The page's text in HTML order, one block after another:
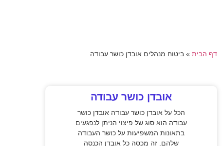
דף הבית » ביטוח מנהלים אובדן כושר עבודה
אובדן כושר עבודה
הכל על אובדן כושר עבודה אובדן כושר
עבודה הוא סוג של פיצוי הניתן לנפגעים
בתאונות המשפיעות על כושר העבודה
שלהם. זה מכסה כל אובדן הכנסה